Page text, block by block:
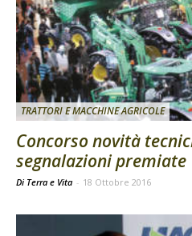
TRATTORI E MACCHINE AGRICOLE
Concorso novità
segnalazioni premiate
Di Terra e Vita - 18 Ottobre 2016